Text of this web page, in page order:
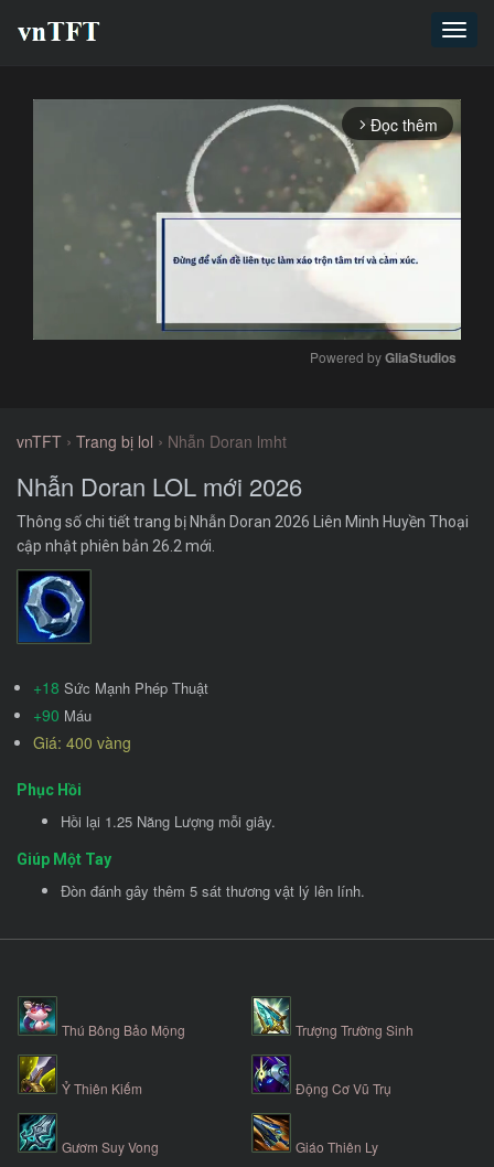
arrow_forward_ios Đọc thêm
Powered by GliaStudios
vnTFT › Trang bị lol › Nhẫn Doran lmht
Nhẫn Doran LOL mới 2026
Thông số chi tiết trang bị Nhẫn Doran 2026 Liên Minh Huyền Thoại
cập nhật phiên bản 26.2 mới.
+18 Sức Mạnh Phép Thuật
+90 Máu
Giá: 400 vàng
Phục Hồi
Hồi lại 1.25 Năng Lượng mỗi giây.
Giúp Một Tay
Đòn đánh gây thêm 5 sát thương vật lý lên lính.
Thú Bông Bảo Mộng Trượng Trường Sinh
Ỷ Thiên Kiếm Động Cơ Vũ Trụ
Gươm Suy Vong Giáo Thiên Ly